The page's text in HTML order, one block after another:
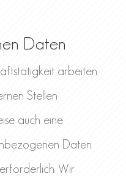
Daten
arbeiten
Stellen
auch eine
Daten
Wir